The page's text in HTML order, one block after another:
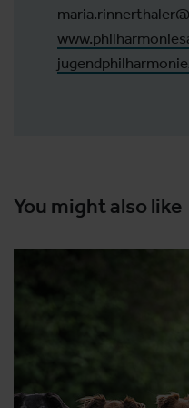
You might also like